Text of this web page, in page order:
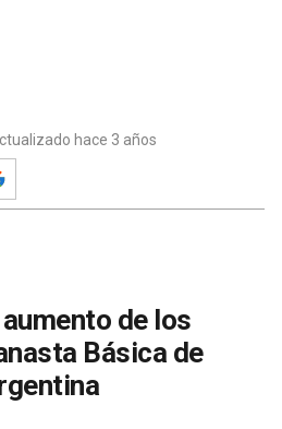
hace 3 años
de los
Básica de